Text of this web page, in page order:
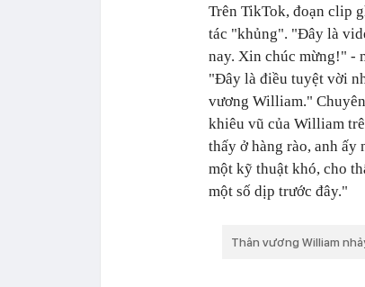
Trên TikTok, đoạn clip
tác "khủng". "Đây là
nay. Xin chúc mừng!" -
"Đây là điều tuyệt vời
vương William."
khiêu vũ của William
thấy ở hàng rào, anh ấy
một kỹ thuật khó, cho
một số dịp trước đây."
Thân vương William